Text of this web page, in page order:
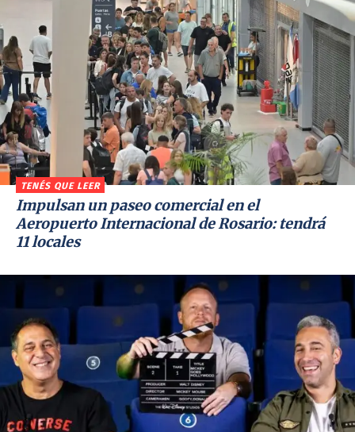
TENÉS QUE LEER
Impulsan un paseo comercial en el
Aeropuerto Internacional de Rosario: tendrá
11 locales